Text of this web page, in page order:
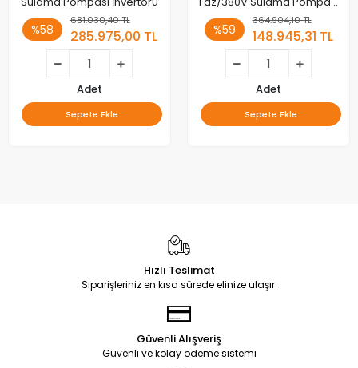
%58
681.030,40 TL
285.975,00 TL
Adet
Sepete Ekle
İnverteri
%59
364.904,10 TL
148.945,31 TL
Adet
Sepete Ekle
Hızlı Teslimat
Siparişleriniz en kısa sürede elinize ulaşır.
Güvenli Alışveriş
Güvenli ve kolay ödeme sistemi